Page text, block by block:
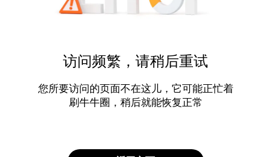
访问频繁，请稍后重试
您所要访问的页面不在这儿，它可能正忙着
刷牛牛圈，稍后就能恢复正常